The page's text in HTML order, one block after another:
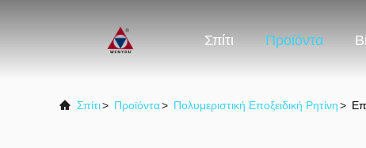
Σπίτι Προϊόντα
Σπίτι> Προϊόντα> Πολυμεριστική Εποξειδική Ρητίνη>